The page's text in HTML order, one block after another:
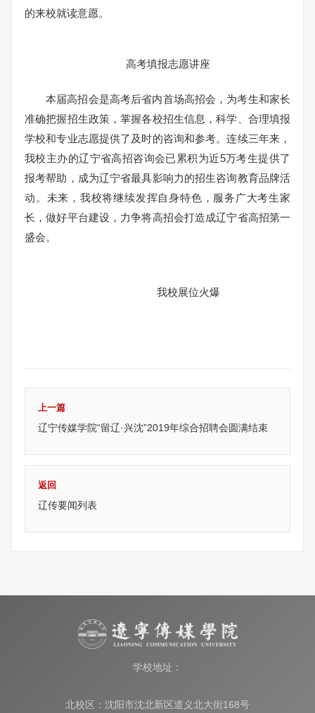
的来校就读意愿。
高考填报志愿讲座
本届高招会是高考后省内首场高招会，为考生和家长
准确把握招生政策，掌握各校招生信息，科学、合理填报
学校和专业志愿提供了及时的咨询和参考。连续三年来，
我校主办的辽宁省高招咨询会已累积为近5万考生提供了
报考帮助，成为辽宁省最具影响力的招生咨询教育品牌活
动。未来，我校将继续发挥自身特色，服务广大考生家
长，做好平台建设，力争将高招会打造成辽宁省高招第一
盛会。
我校展位火爆
上一篇
辽宁传媒学院“留辽·兴沈”2019年综合招聘会圆满结束
返回
辽传要闻列表
学校地址：
北校区：沈阳市沈北新区道义北大街168号